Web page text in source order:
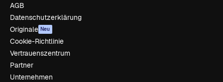
AGB
Datenschutzerklärung
Originale Neu
Cookie-Richtlinie
Vertrauenszentrum
Partner
Unternehmen